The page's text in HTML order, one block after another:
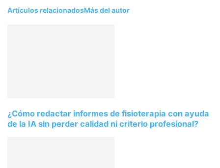
Artículos relacionadosMás del autor
¿Cómo redactar informes de fisioterapia con ayuda
de la IA sin perder calidad ni criterio profesional?